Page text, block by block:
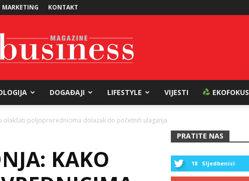
MARKETING KONTAKT
Magazine
DOGAĐAJI LIFESTYLE VIJESTI EKOFOKUS
olakšati poljoprivrednicima dolazak do početnih ulaganja
KAKO
PRATITE NAS
18 Sljedbenici